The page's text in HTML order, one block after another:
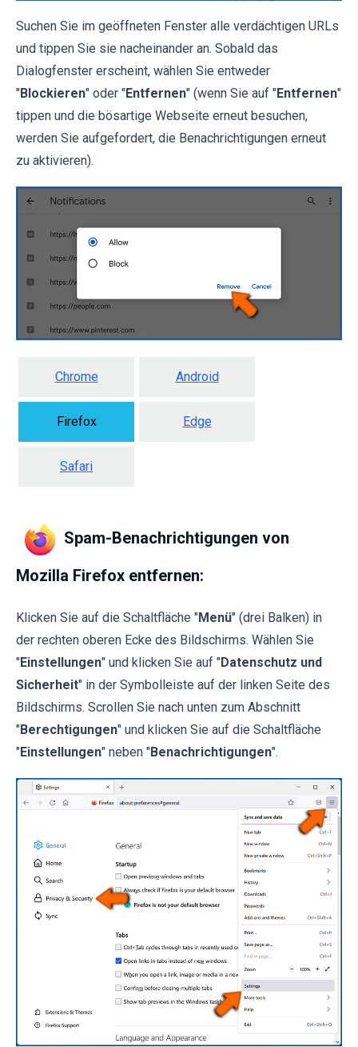
Suchen Sie im geöffneten Fenster alle verdächtigen URLs
und tippen Sie sie nacheinander an. Sobald das
Dialogfenster erscheint, wählen Sie entweder
"Blockieren" oder "Entfernen" (wenn Sie auf "Entfernen"
tippen und die bösartige Webseite erneut besuchen,
werden Sie aufgefordert, die Benachrichtigungen erneut
zu aktivieren).
Chrome Android
Firefox Edge
Safari
Spam-Benachrichtigungen von
Mozilla Firefox entfernen:
Klicken Sie auf die Schaltfläche "Menü" (drei Balken) in
der rechten oberen Ecke des Bildschirms. Wählen Sie
"Einstellungen" und klicken Sie auf "Datenschutz und
Sicherheit" in der Symbolleiste auf der linken Seite des
Bildschirms. Scrollen Sie nach unten zum Abschnitt
"Berechtigungen" und klicken Sie auf die Schaltfläche
"Einstellungen" neben "Benachrichtigungen".